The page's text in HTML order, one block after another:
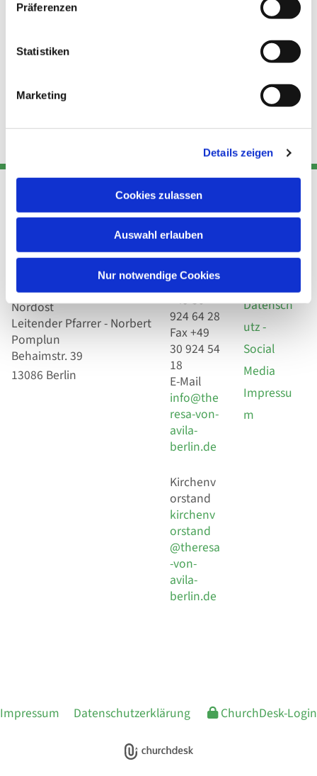
Präferenzen
Statistiken
Marketing
Details zeigen
Cookies zulassen
Auswahl erlauben
Nur notwendige Cookies
Adresse
Katholische
Kirchengemeinde Pfarrei
Hl. Theresa von Avila Berlin
Nordost
Leitender Pfarrer - Norbert
Pomplun
Behaimstr. 39
13086 Berlin
Kont
Akt
Telefon
+49 30
924 64 28
Fax +49
30 924 54
18
E-Mail
info@the
resa-von-
avila-
berlin.de
Kirchenv
orstand
kirchenv
orstand
@theresa
-von-
avila-
berlin.de
Links
Datensch
Datensch
utz -
Social
Media
Impressu
m
Impressum Datenschutzerklärung ChurchDesk-Login